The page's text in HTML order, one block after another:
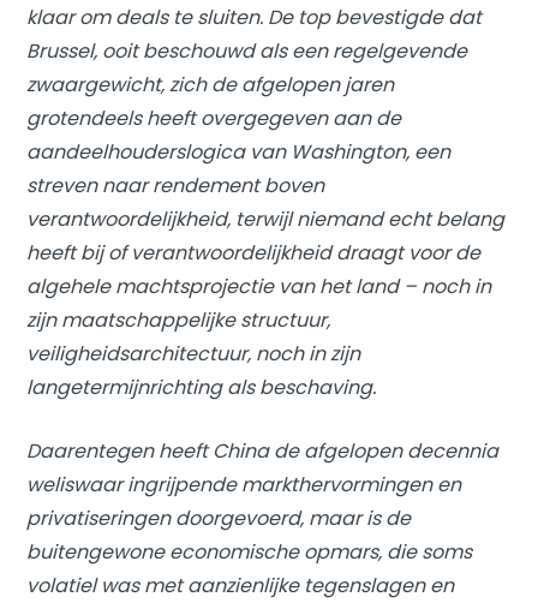
klaar om deals te sluiten. De top bevestigde dat
Brussel, ooit beschouwd als een regelgevende
zwaargewicht, zich de afgelopen jaren
grotendeels heeft overgegeven aan de
aandeelhouderslogica van Washington, een
streven naar rendement boven
verantwoordelijkheid, terwijl niemand echt belang
heeft bij of verantwoordelijkheid draagt voor de
algehele machtsprojectie van het land – noch in
zijn maatschappelijke structuur,
veiligheidsarchitectuur, noch in zijn
langetermijnrichting als beschaving.
Daarentegen heeft China de afgelopen decennia
weliswaar ingrijpende markthervormingen en
privatiseringen doorgevoerd, maar is de
buitengewone economische opmars, die soms
volatiel was met aanzienlijke tegenslagen en